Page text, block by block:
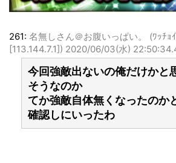
261:名無しさん＠お腹いっぱい。 (ﾜｯﾁ
[113.144.7.1]) 2020/06/03(水)
今回強敵出ないの俺だけかと
そうなのか
てか強敵自体無くなったのか
確認しにいったわ